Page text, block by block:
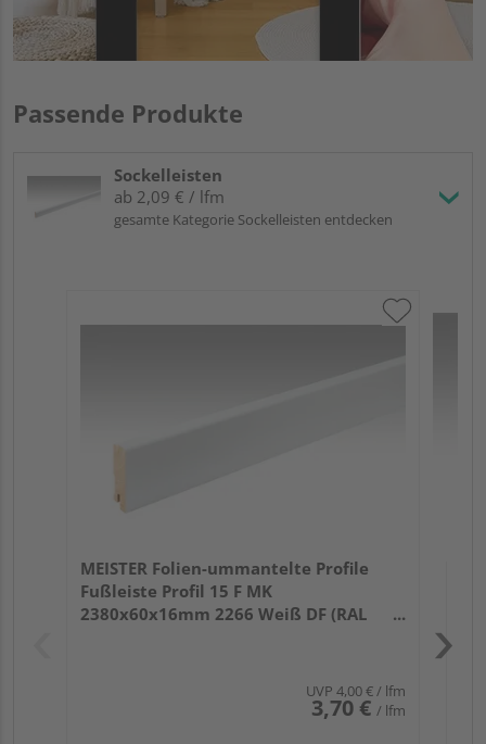
Passende Produkte
Sockelleisten
ab 2,09 € / lfm
gesamte Kategorie Sockelleisten entdecken
MEISTER Folien-ummantelte Profile
Fußleiste Profil 15 F MK
2380x60x16mm 2266 Weiß DF (RAL
UVP 4,00 €/ lfm
3,70 € / lfm